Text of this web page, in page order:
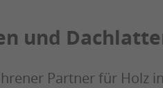
und
Partner für Holz